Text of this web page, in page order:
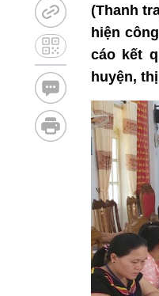
(Thanh
hiện
cáo kết
huyện,